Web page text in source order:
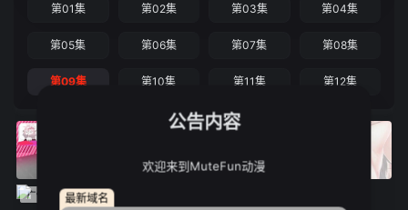
第01集 第02集 第03集 第04集
第05集 第06集 第07集 第08集
第09集 第10集 第11集 第12集
公告内容
欢迎来到MuteFun动漫
最新域名